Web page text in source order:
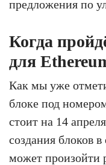
предложения по
Когда
для
Как мы уже
блоке под
стоит на 14
создания блоков
может произойти